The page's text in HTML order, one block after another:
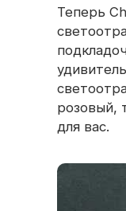
Теперь
розовый,
для вас.